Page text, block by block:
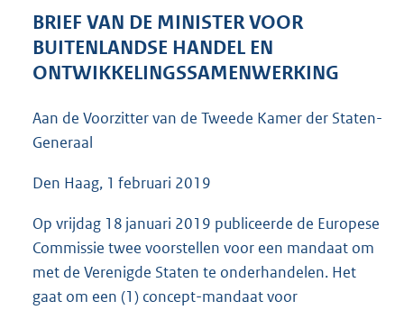
e
:
4
b
BRIEF VAN DE MINISTER VOOR
BUITENLANDSE HANDEL EN
ONTWIKKELINGSSAMENWERKING
Aan de Voorzitter van de Tweede Kamer der Staten-
Generaal
Den Haag, 1 februari 2019
Op vrijdag 18 januari 2019 publiceerde de Europese
Commissie twee voorstellen voor een mandaat om
met de Verenigde Staten te onderhandelen. Het
gaat om een (1) concept-mandaat voor